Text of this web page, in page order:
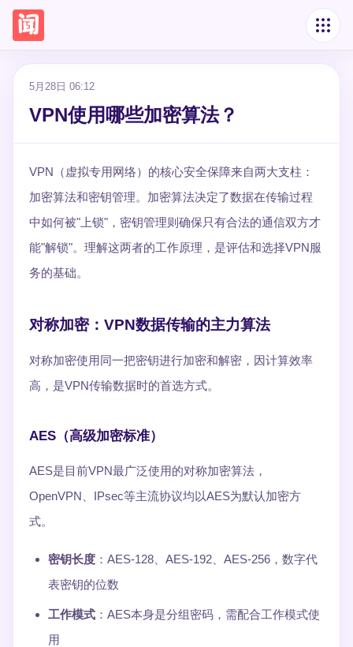
5月28日 06:12
VPN使用哪些加密算法？
VPN（虚拟专用网络）的核心安全保障来自两大支柱：
加密算法和密钥管理。加密算法决定了数据在传输过程
中如何被"上锁"，密钥管理则确保只有合法的通信双方才
能"解锁"。理解这两者的工作原理，是评估和选择VPN服
务的基础。
对称加密：VPN数据传输的主力算法
对称加密使用同一把密钥进行加密和解密，因计算效率
高，是VPN传输数据时的首选方式。
AES（高级加密标准）
AES是目前VPN最广泛使用的对称加密算法，
OpenVPN、IPsec等主流协议均以AES为默认加密方
式。
密钥长度 ：AES-128、AES-192、AES-256，数字代
表密钥的位数
工作模式 ：AES本身是分组密码，需配合工作模式使
用